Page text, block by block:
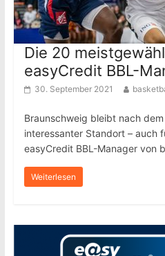
Die 20
easyCredit BBL-
30. September 2021
Braunschweig bleibt nach
interessanter Standort – auch
easyCredit BBL-Manager von
Weiterlesen